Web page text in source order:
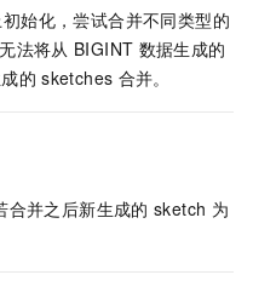
始化，尝试合并不同类型的
法将从 BIGINT 数据生成的
的 sketches 合并。
合并之后新生成的 sketch 为